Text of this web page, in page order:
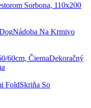
Sorbona, 110x200
Nádoba Na Krmivo
Dekoračný
Skriňa So